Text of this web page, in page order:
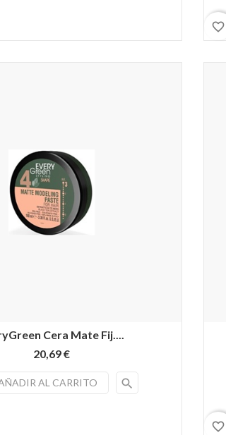
favorite_border
Cera Mate Fij....
20,69 €
AL CARRITO search
favorite_border